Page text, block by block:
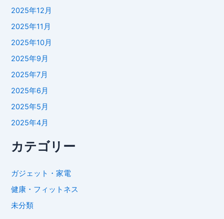
2025年12月
2025年11月
2025年10月
2025年9月
2025年7月
2025年6月
2025年5月
2025年4月
カテゴリー
ガジェット・家電
健康・フィットネス
未分類